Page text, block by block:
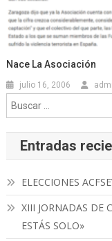
Nace La Asociación
julio 16, 2006
Entradas
ELECCIONES
XIII JORNADAS DE
ESTÁS SOLO»